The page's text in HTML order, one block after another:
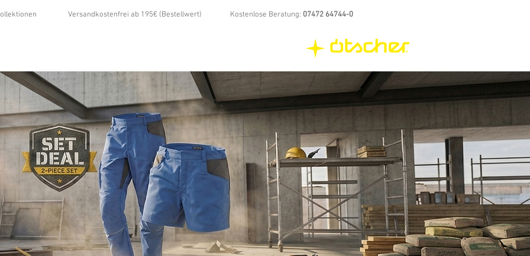
Versandkostenfrei ab 195€ (Bestellwert) Kostenlose Beratung: 07472 64744-0